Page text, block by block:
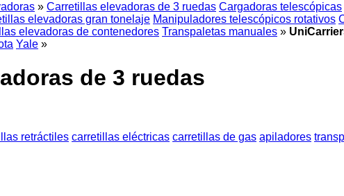
» Carretillas elevadoras de 3 ruedas Cargadoras telescópicas
elevadoras gran tonelaje Manipuladores telescópicos rotativos
elevadoras de contenedores Transpaletas manuales »
Yale »
de 3 ruedas
retráctiles carretillas eléctricas carretillas de gas apiladores